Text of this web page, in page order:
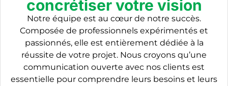
concrétiser votre vision
Notre équipe est au cœur de notre succès.
Composée de professionnels expérimentés et
passionnés, elle est entièrement dédiée à la
réussite de votre projet. Nous croyons qu’une
communication ouverte avec nos clients est
essentielle pour comprendre leurs besoins et leurs